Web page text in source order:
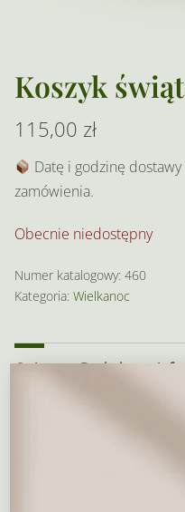
Koszyk
115,00 zł
Datę i godzinę
zamówienia.
Obecnie niedostępny
Numer katalogowy: 460
Kategoria: Wielkanoc
Opis Dodatkowe